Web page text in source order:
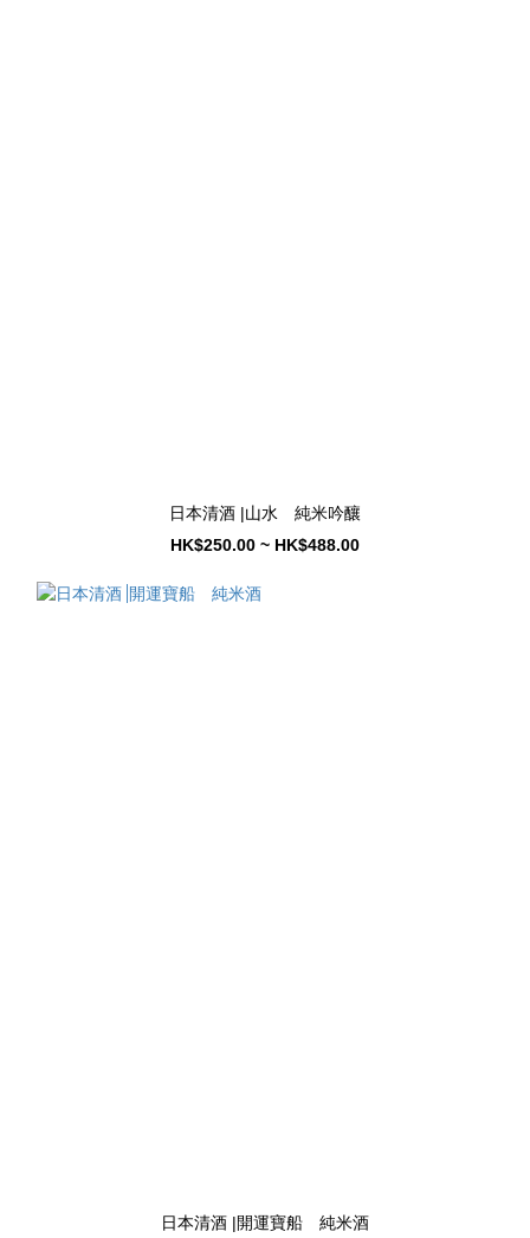
日本清酒 |山水 純米吟釀
HK$250.00 ~ HK$488.00
日本清酒 |開運寶船 純米酒